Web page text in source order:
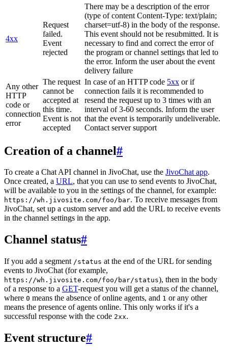
4xx
Request
failed.
Event
rejected
There may be a description of the error
(type of content Content-Type: text/plain;
charset=utf-8) in the body of the response.
This event should not be resubmitted. It is
necessary to find and correct the error of
the program or channel settings that led to
the error. Inform the user about the event
delivery failure
Any other
HTTP
code or
connection
error
The request
cannot be
accepted at
this time.
Event is not
accepted
In case of an HTTP code 5xx or if
connection fails it is recommended to
resend the request up to 3 times with an
interval of 3-60 seconds. Inform the user
that the event is temporarily undeliverable.
Contact server support
Creation of a channel#
To create a Chat API channel in JivoChat, use the JivoChat app.
Once created, a URL, that you can use to send events to JivoChat,
will be available to you in the settings of the channel, for example:
https://wh.jivosite.com/foo/bar. To receive messages from
JivoChat, set up a custom server and add the URL to receive events
in the channel settings in the app.
Channel status#
If you add a segment /status at the end of the URL for sending
events to JivoChat (for example,
https://wh.jivosite.com/foo/bar/status), then in the body
of a response to a GET-request you will get a status of the channel,
where 0 means the absence of online agents, and 1 or any other
means the presence of agents online. This only works if it's a
successful response with the code 2xx.
Event structure#